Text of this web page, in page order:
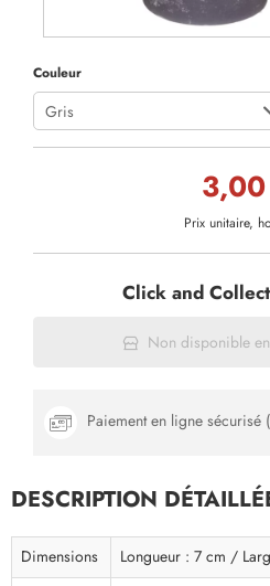
Couleur
Gris
Prix unitaire,
Click and
Non disponible
Paiement en ligne sécurisé
DESCRIPTION
Dimensions
Longueur : 7 cm /